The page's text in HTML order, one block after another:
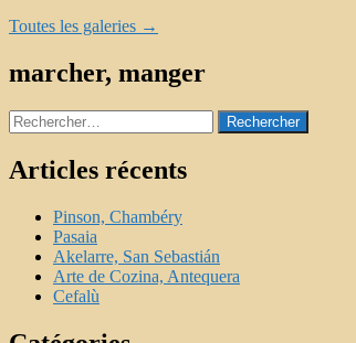
Toutes les galeries →
marcher, manger
Rechercher :
Articles récents
Pinson, Chambéry
Pasaia
Akelarre, San Sebastián
Arte de Cozina, Antequera
Cefalù